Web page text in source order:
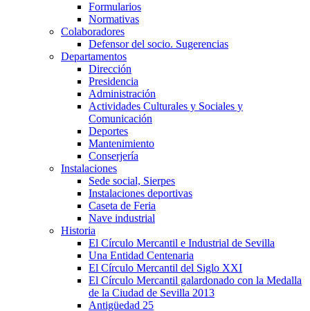
Formularios
Normativas
Colaboradores
Defensor del socio. Sugerencias
Departamentos
Dirección
Presidencia
Administración
Actividades Culturales y Sociales y
Comunicación
Deportes
Mantenimiento
Conserjería
Instalaciones
Sede social, Sierpes
Instalaciones deportivas
Caseta de Feria
Nave industrial
Historia
El Círculo Mercantil e Industrial de Sevilla
Una Entidad Centenaria
El Círculo Mercantil del Siglo XXI
El Círculo Mercantil galardonado con la Medalla
de la Ciudad de Sevilla 2013
Antigüedad 25